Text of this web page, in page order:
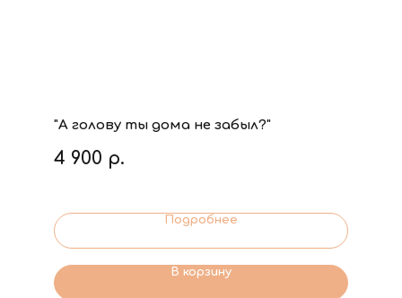
"А голову ты дома не забыл?"
4 900 р.
Подробнее
В корзину